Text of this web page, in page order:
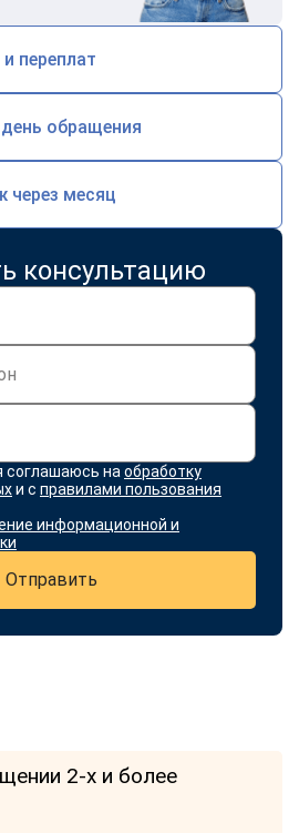
переплат
обращения
через месяц
консультацию
соглашаюсь на обработку
и с правилами пользования
информационной и
Отправить
2-х и более